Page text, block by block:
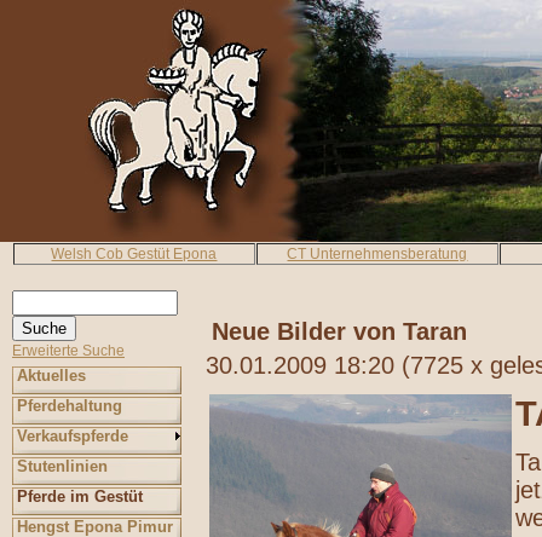
Welsh Cob Gestüt Epona CT Unternehmensberatung
Erweiterte Suche
Aktuelles
Pferdehaltung
Verkaufspferde
Stutenlinien
Pferde im Gestüt
Hengst Epona Pimur
Neue Bilder von Taran
30.01.2009 18:20 (7725 x